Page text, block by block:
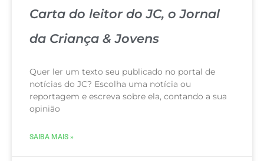
Carta do leitor do JC, o Jornal
da Criança & Jovens
Quer ler um texto seu publicado no portal de
notícias do JC? Escolha uma notícia ou
reportagem e escreva sobre ela, contando a sua
opinião
SAIBA MAIS »